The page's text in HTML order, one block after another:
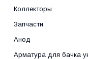
Коллекторы
Запчасти
Анод
Арматура для бачка